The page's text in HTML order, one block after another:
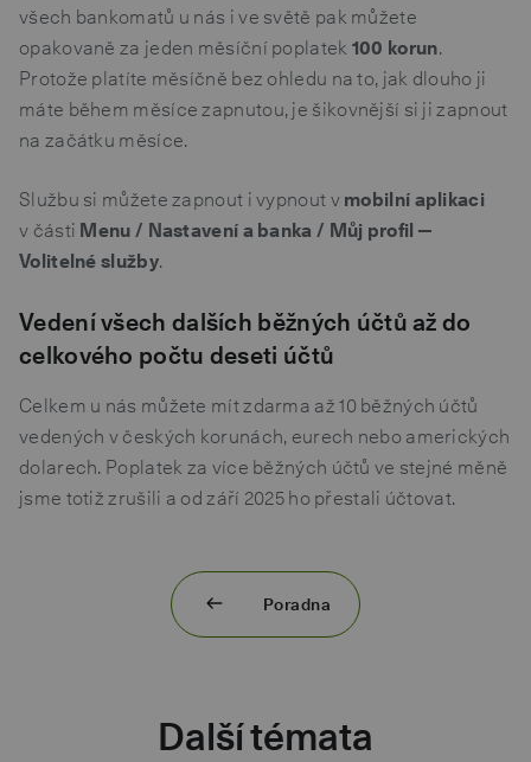
všech bankomatů u nás i ve světě pak můžete
opakovaně za jeden měsíční poplatek 100 korun.
Protože platíte měsíčně bez ohledu na to, jak dlouho ji
máte během měsíce zapnutou, je šikovnější si ji zapnout
na začátku měsíce.
Službu si můžete zapnout i vypnout v mobilní aplikaci
v části Menu / Nastavení a banka / Můj profil —
Volitelné služby.
Vedení všech dalších běžných účtů až do
celkového počtu deseti účtů
Celkem u nás můžete mít zdarma až 10 běžných účtů
vedených v českých korunách, eurech nebo amerických
dolarech. Poplatek za více běžných účtů ve stejné měně
jsme totiž zrušili a od září 2025 ho přestali účtovat.
Poradna
Další témata